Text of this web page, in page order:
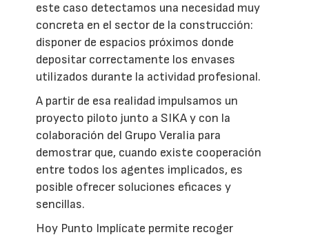
este caso detectamos una necesidad muy
concreta en el sector de la construcción:
disponer de espacios próximos donde
depositar correctamente los envases
utilizados durante la actividad profesional.
A partir de esa realidad impulsamos un
proyecto piloto junto a SIKA y con la
colaboración del Grupo Veralia para
demostrar que, cuando existe cooperación
entre todos los agentes implicados, es
posible ofrecer soluciones eficaces y
sencillas.
Hoy Punto Implícate permite recoger